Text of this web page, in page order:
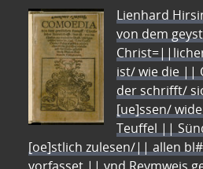
Lienhard
von dem
ist/ wie die ||
der schrifft/
[ue]ssen/
Teuffel ||
[oe]stlich zulesen/|| allen